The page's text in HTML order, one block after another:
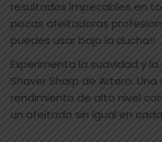
resultados impecables en
pocas afeitadoras
puedes usar bajo la ducha!!
Experimenta la suavidad y
Shaver Sharp de Artero.
rendimiento de alto nivel
un afeitado sin igual en